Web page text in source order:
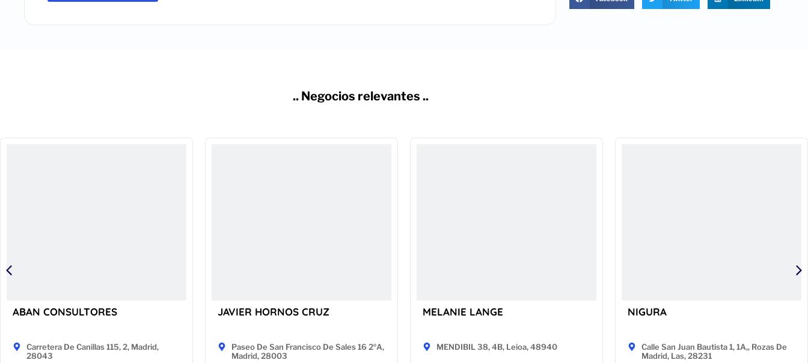
.. Negocios relevantes ..
ABAN CONSULTORES
Carretera De Canillas 115, 2, Madrid,
28043
JAVIER HORNOS CRUZ
Paseo De San Francisco De Sales 16 2ºA,
Madrid, 28003
MELANIE LANGE
MENDIBIL 38, 4B, Leioa, 48940
NIGURA
Calle San Juan Bautista 1, 1A,, Rozas De
Madrid, Las, 28231